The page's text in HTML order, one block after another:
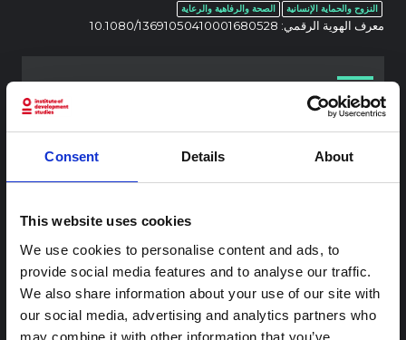
Consent Details About
This website uses cookies
We use cookies to personalise content and ads, to
provide social media features and to analyse our traffic.
We also share information about your use of our site with
our social media, advertising and analytics partners who
may combine it with other information that you’ve
النزوح والحماية الإنسانية الصحة والرفاهية والرعاية
معرف الهوية الرقمي: 10.1080/13691050410001680528
محتوى ذو صلة
ملاحظة سياقية: ممارسات الجنازة في إيتوري
معلومات سياقية للاستجابة لتفشي إيبولا بونديبوغيو في إيتوري،
شرق جمهورية الكونغو الديمقراطية. توسع هذه المذكرة في ...
هال للعلوم المفتوحة
2026
شرط
ملاحظة سياقية حول تفشي إيبولا بونديبوغيو